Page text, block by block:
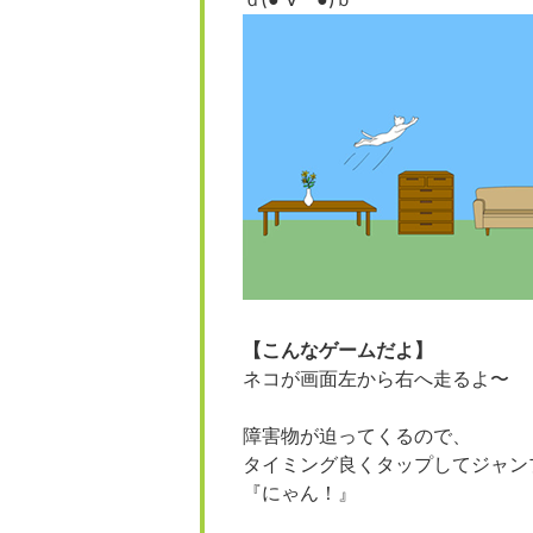
【こんなゲームだよ】
ネコが画面左から右へ走るよ〜
障害物が迫ってくるので、
タイミング良くタップしてジャン
『にゃん！』